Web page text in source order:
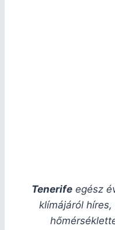
Tenerife egész
klímájáról